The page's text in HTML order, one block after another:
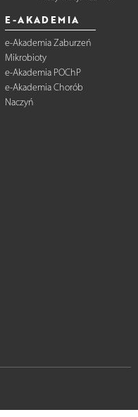
E-AKADEMIA
e-Akademia Zaburzeń
Mikrobioty
e-Akademia POChP
e-Akademia Chorób
Naczyń